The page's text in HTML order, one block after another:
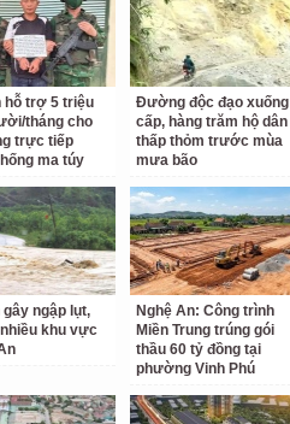
hỗ trợ 5 triệu
tháng cho
trực tiếp
ma túy
Đường độc đạo xuống
cấp, hàng trăm hộ dân
thấp thỏm trước mùa
mưa bão
ngập lụt,
khu vực
Nghệ An: Công trình
Miền Trung trúng gói
thầu 60 tỷ đồng tại
phường Vinh Phú